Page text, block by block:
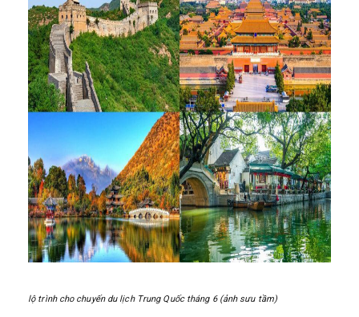
lộ trình cho chuyến du lịch Trung Quốc tháng 6 (ảnh sưu tầm)